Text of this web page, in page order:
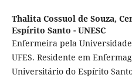
Thalita Cossuol de Souza,
Espírito Santo - UNESC
Enfermeira pela
UFES. Residente em
Universitário do Espírito Santo